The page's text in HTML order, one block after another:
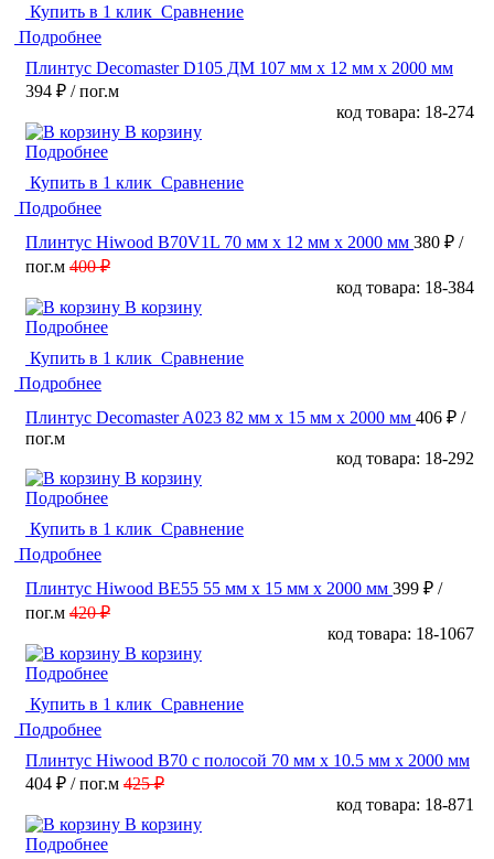
Купить в 1 клик Сравнение
Подробнее
Плинтус Decomaster D105 ДМ 107 мм х 12 мм х 2000 мм
394 ₽ / пог.м
код товара: 18-274
В корзину
Подробнее
Купить в 1 клик Сравнение
Подробнее
Плинтус Hiwood B70V1L 70 мм х 12 мм х 2000 мм 380 ₽ /
пог.м 400 ₽
код товара: 18-384
В корзину
Подробнее
Купить в 1 клик Сравнение
Подробнее
Плинтус Decomaster A023 82 мм х 15 мм х 2000 мм 406 ₽ /
пог.м
код товара: 18-292
В корзину
Подробнее
Купить в 1 клик Сравнение
Подробнее
Плинтус Hiwood BE55 55 мм х 15 мм х 2000 мм 399 ₽ /
пог.м 420 ₽
код товара: 18-1067
В корзину
Подробнее
Купить в 1 клик Сравнение
Подробнее
Плинтус Hiwood B70 с полосой 70 мм х 10.5 мм х 2000 мм
404 ₽ / пог.м 425 ₽
код товара: 18-871
В корзину
Подробнее